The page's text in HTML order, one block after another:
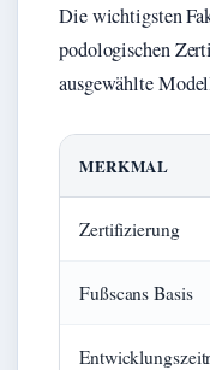
Die wichtigsten
podologischen
ausgewählte
MERKMAL
Zertifizierung
Fußscans Basis